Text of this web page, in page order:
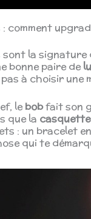
: comment
la signature
bonne paire de
pas à choisir
lebobfait son
que la casquette
: un bracelet
qui te